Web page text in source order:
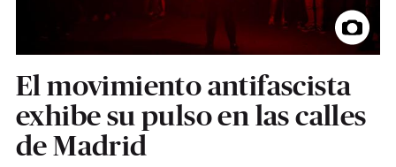
El movimiento antifascista
exhibe su pulso en las calles
de Madrid